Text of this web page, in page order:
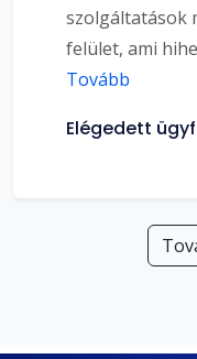
szolgáltatások
felület, ami
Tovább
Elégedett